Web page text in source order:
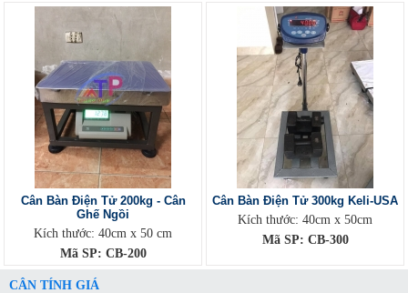
Cân Bàn Điện Tử 200kg - Cân
Ghế Ngồi
Kích thước: 40cm x 50 cm
Mã SP: CB-200
Cân Bàn Điện Tử 300kg Keli-USA
Kích thước: 40cm x 50cm
Mã SP: CB-300
CÂN TÍNH GIÁ